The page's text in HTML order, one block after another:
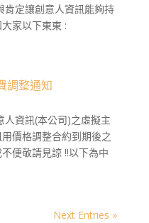
肯定讓創意人資訊能夠持
家以下東東 :
調整通知
人資訊(本公司)之虛擬主
價格調整合約到期後之
便敬請見諒 !!以下為中
Next Entries »